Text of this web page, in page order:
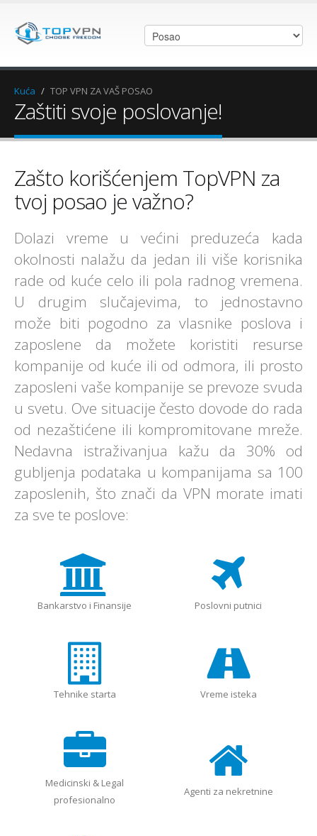
Kuća / TOP VPN ZA VAŠ POSAO
Zaštiti svoje poslovanje!
Zašto korišćenjem TopVPN za
tvoj posao je važno?
Dolazi vreme u većini preduzeća kada
okolnosti nalažu da jedan ili više korisnika
rade od kuće celo ili pola radnog vremena.
U drugim slučajevima, to jednostavno
može biti pogodno za vlasnike poslova i
zaposlene da možete koristiti resurse
kompanije od kuće ili od odmora, ili prosto
zaposleni vaše kompanije se prevoze svuda
u svetu. Ove situacije često dovode do rada
od nezaštićene ili kompromitovane mreže.
Nedavna istraživanjua kažu da 30% od
gubljenja podataka u kompanijama sa 100
zaposlenih, što znači da VPN morate imati
za sve te poslove:
Bankarstvo i Finansije Poslovni putnici
Tehnike starta Vreme isteka
Medicinski & Legal
profesionalno
Agenti za nekretnine